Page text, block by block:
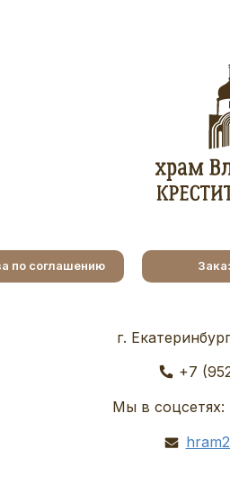
по соглашению
г.
+7
Мы в соцсетях: